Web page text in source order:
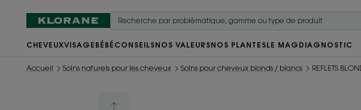
CHEVEUXVISAGE BÉBÉ CONSEILSNOS VALEURSNOS PLANTESLE MAG DIAGNOSTIC
Accueil Soins naturels pour les cheveux Soins pour cheveux blonds / blancs REFLETS